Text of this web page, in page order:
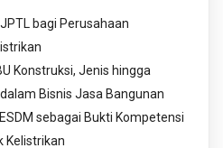
bagi Perusahaan
Konstruksi, Jenis hingga
Bisnis Jasa Bangunan
sebagai Bukti Kompetensi
Kelistrikan